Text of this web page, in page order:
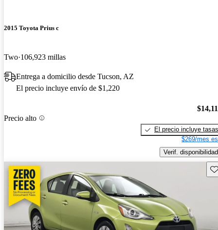
2015 Toyota Prius c
Two 106,923 millas
Entrega a domicilio desde Tucson, AZ
El precio incluye envío de $1,220
Precio alto
El precio incluye tasas
$269/mes
Verif. disponibilidad